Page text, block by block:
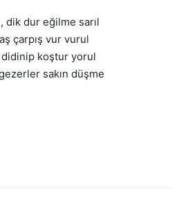
dik dur eğilme sarıl
çarpış vur vurul
koştur yorul
sakın düşme